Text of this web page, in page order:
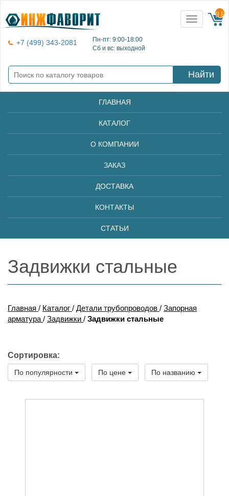
+7 (499) 343-2081
Пн-пт: 9:00-18:00
Сб и вс: выходной
Toggle
navigation
{{
Найти
ГЛАВНАЯ
КАТАЛОГ
О КОМПАНИИ
ЗАКАЗ
ДОСТАВКА
КОНТАКТЫ
СТАТЬИ
Задвижки стальные
Главная / Каталог / Детали трубопроводов / Запорная
арматура / Задвижки / Задвижки стальные
Сортировка:
По популярности По цене По названию